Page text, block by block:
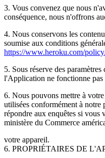
3. Vous convenez que nous
conséquence, nous n'offrons
4. Nous conservons les
soumise aux conditions
https://www.heroku.com/
5. Sous réserve des
l'Application ne fonctionne pas
6. Nous pouvons mettre à
utilisées conformément à
répondre aux enquêtes si vous
ministère du Commerce
votre appareil.
6. PROPRIÉTAIRES DE